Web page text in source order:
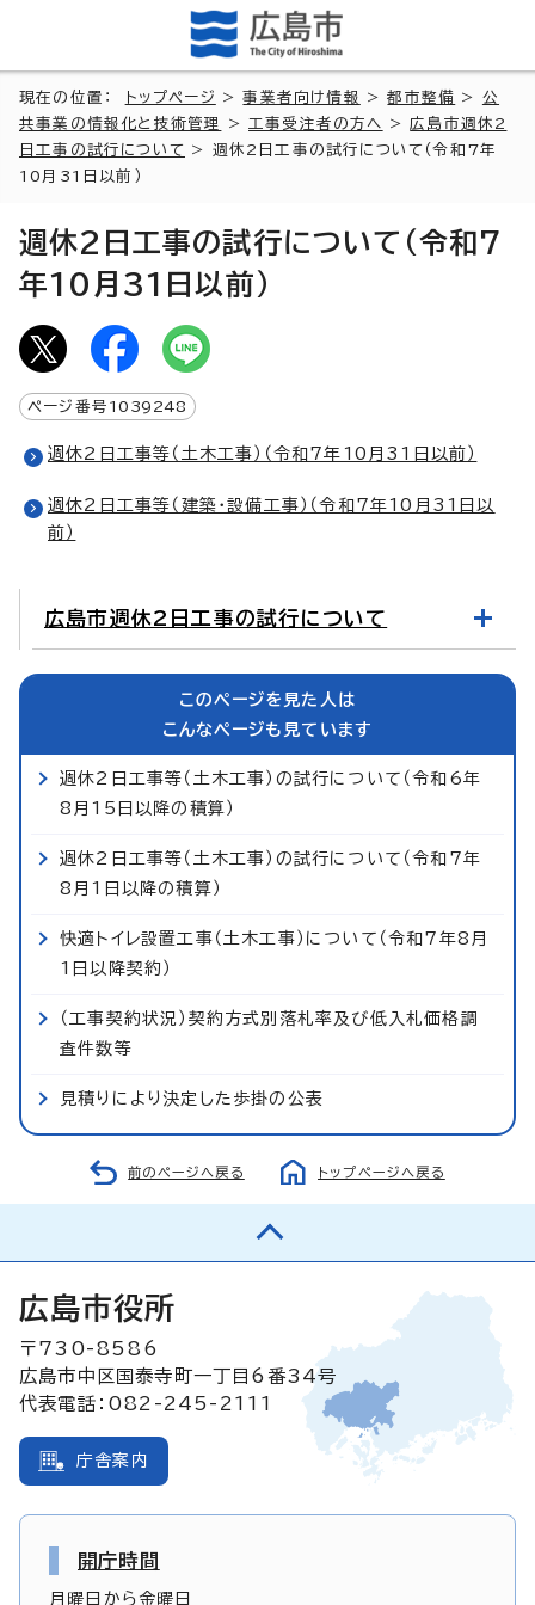
現在の位置： トップページ >事業者向け情報 >都市整備 > 公
共事業の情報化と技術管理
>工事受注者の方へ >広島市週休2
日工事の試行について
> 週休2日工事の試行について（令和7年
10月31日以前）
週休2日工事の試行について（令和7
年10月31日以前）
ページ番号 1039248
週休2日工事等（土木工事）（令和7年10月31日以前）
週休2日工事等（建築・設備工事）（令和7年10月31日以
前）
広島市週休2日工事の試行について
このページを見た人は
こんなページも見ています
週休2日工事等（土木工事）の試行について（令和6年
8月15日以降の積算）
週休2日工事等（土木工事）の試行について（令和7年
8月1日以降の積算）
快適トイレ設置工事（土木工事）について（令和7年8月
1日以降契約）
（工事契約状況）契約方式別落札率及び低入札価格調
査件数等
見積りにより決定した歩掛の公表
前のページへ戻る トップページへ戻る
広島市役所
〒730-8586
広島市中区国泰寺町一丁目6番34号
代表電話：082-245-2111
庁舎案内
開庁時間
月曜日から金曜日